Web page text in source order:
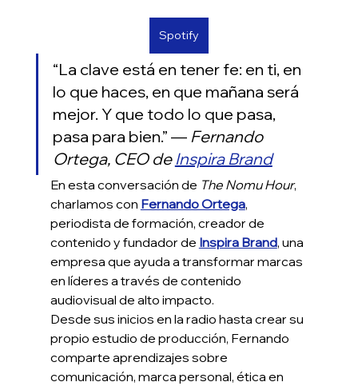
Spotify
“La clave está en tener fe: en ti, en
lo que haces, en que mañana será
mejor. Y que todo lo que pasa,
pasa para bien.” — Fernando
Ortega, CEO de Inspira Brand
En esta conversación de The Nomu Hour,
charlamos con Fernando Ortega,
periodista de formación, creador de
contenido y fundador de Inspira Brand, una
empresa que ayuda a transformar marcas
en líderes a través de contenido
audiovisual de alto impacto.
Desde sus inicios en la radio hasta crear su
propio estudio de producción, Fernando
comparte aprendizajes sobre
comunicación, marca personal, ética en